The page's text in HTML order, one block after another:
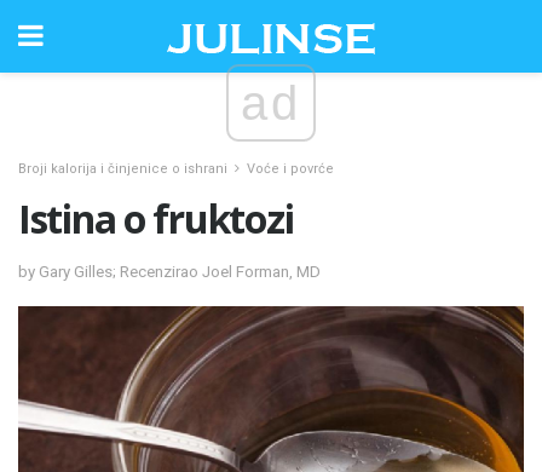
ad
Broji kalorija i činjenice o ishrani Voće i povrće
Istina o fruktozi
by Gary Gilles; Recenzirao Joel Forman, MD